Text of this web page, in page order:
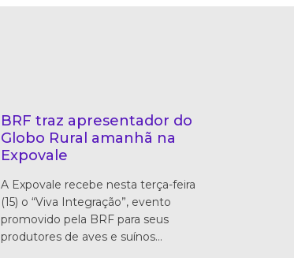
BRF traz apresentador do
Globo Rural amanhã na
Expovale
A Expovale recebe nesta terça-feira
(15) o “Viva Integração”, evento
promovido pela BRF para seus
produtores de aves e suínos…